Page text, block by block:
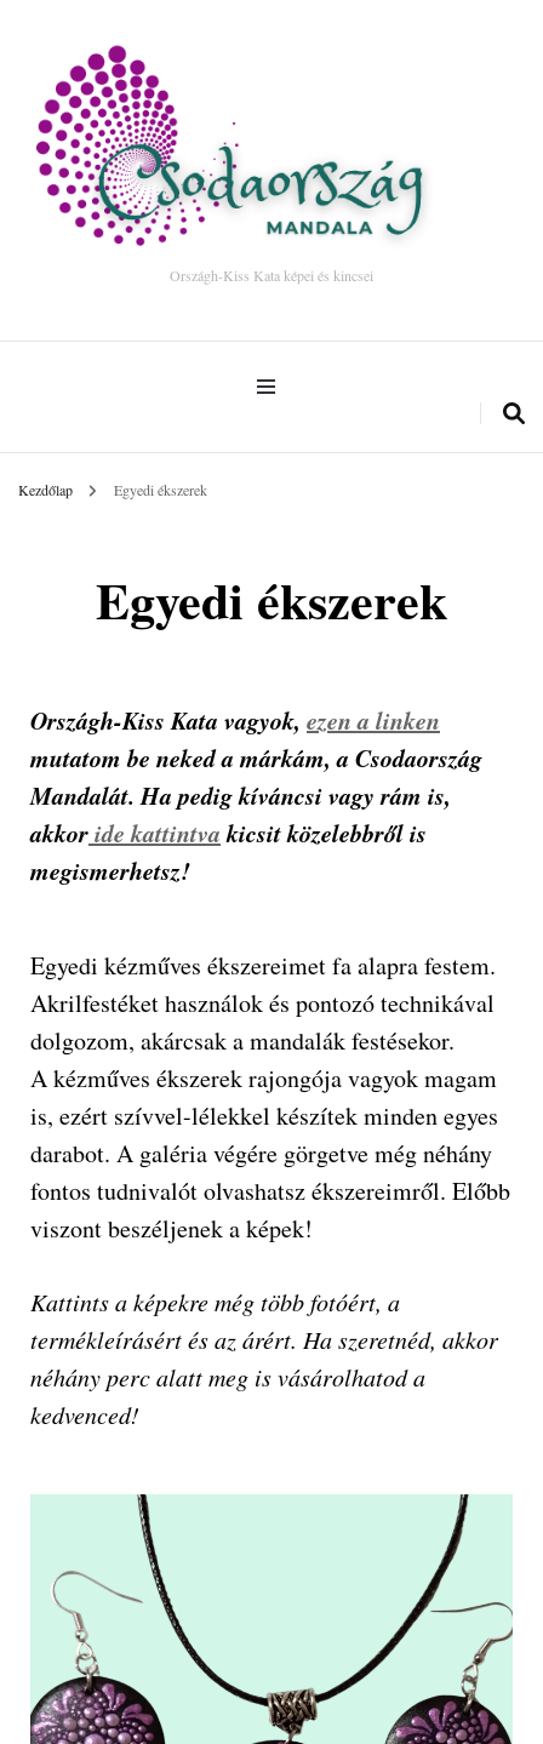
Országh-Kiss Kata képei és kincsei
Kezdőlap Egyedi ékszerek
Egyedi ékszerek
Országh-Kiss Kata vagyok, ezen a linken
mutatom be neked a márkám, a Csodaország
Mandalát. Ha pedig kíváncsi vagy rám is,
akkoride kattintvakicsit közelebbről is
megismerhetsz!
Egyedi kézműves ékszereimet fa alapra festem.
Akrilfestéket használok és pontozó technikával
dolgozom, akárcsak a mandalák festésekor.
A kézműves ékszerek rajongója vagyok magam
is, ezért szívvel-lélekkel készítek minden egyes
darabot. A galéria végére görgetve még néhány
fontos tudnivalót olvashatsz ékszereimről. Előbb
viszont beszéljenek a képek!
Kattints a képekre még több fotóért, a
termékleírásért és az árért. Ha szeretnéd, akkor
néhány perc alatt meg is vásárolhatod a
kedvenced!